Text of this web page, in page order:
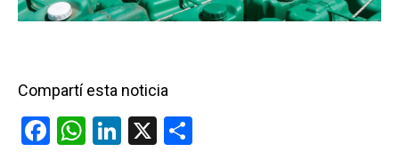
Compartí esta noticia
F
W Li
X